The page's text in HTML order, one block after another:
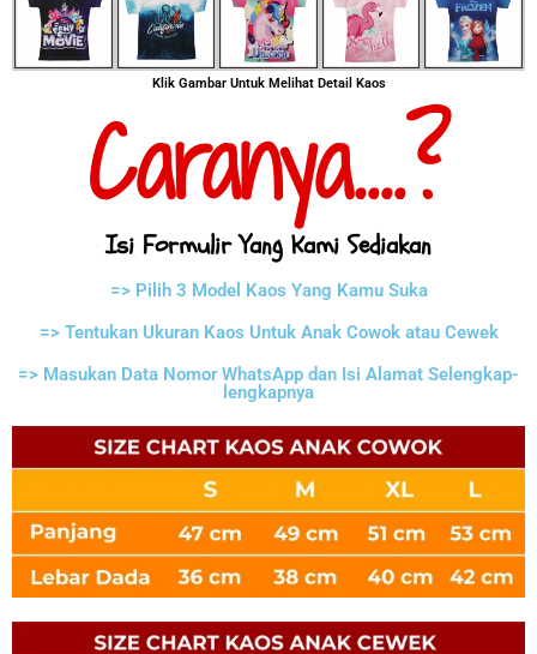
Klik Gambar Untuk Melihat Detail Kaos
Caranya....?
Isi Formulir Yang Kami Sediakan
=> Pilih 3 Model Kaos Yang Kamu Suka
=> Tentukan Ukuran Kaos Untuk Anak Cowok atau Cewek
=> Masukan Data Nomor WhatsApp dan Isi Alamat Selengkap-
lengkapnya